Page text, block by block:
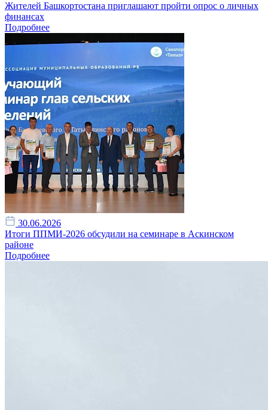
Жителей Башкортостана приглашают пройти опрос о личных
финансах
Подробнее
30.06.2026
Итоги ППМИ-2026 обсудили на семинаре в Аскинском
районе
Подробнее